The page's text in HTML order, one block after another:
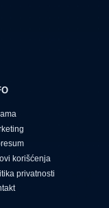
korišćenja
privatnosti